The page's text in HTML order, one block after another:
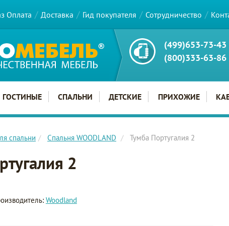
Оплата Доставка Гид покупателя Сотрудничество
(499)653-73-43
(800)333-63-86
ГОСТИНЫЕ СПАЛЬНИ ДЕТСКИЕ ПРИХОЖИЕ
спальни Cпальня WOODLAND Тумба Португалия 2
2
Woodland